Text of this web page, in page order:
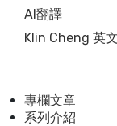
AI翻譯
Klin Cheng 英
專欄文章
系列介紹